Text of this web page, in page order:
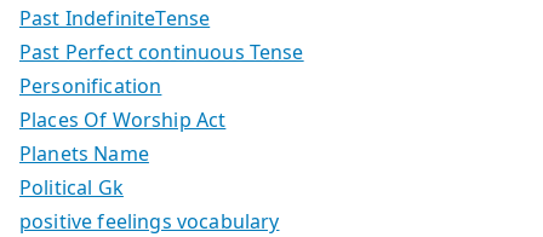
Past IndefiniteTense
Past Perfect continuous Tense
Personification
Places Of Worship Act
Planets Name
Political Gk
positive feelings vocabulary